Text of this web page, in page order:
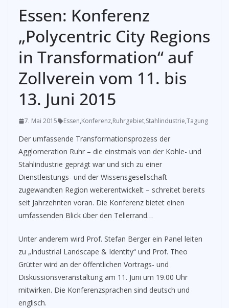
Essen: Konferenz
„Polycentric City Regions
in Transformation“ auf
Zollverein vom 11. bis
13. Juni 2015
7. Mai 2015 Essen,Konferenz,Ruhrgebiet,Stahlindustrie,Tagung
Der umfassende Transformationsprozess der
Agglomeration Ruhr – die einstmals von der Kohle- und
Stahlindustrie geprägt war und sich zu einer
Dienstleistungs- und der Wissensgesellschaft
zugewandten Region weiterentwickelt – schreitet bereits
seit Jahrzehnten voran. Die Konferenz bietet einen
umfassenden Blick über den Tellerrand…
Unter anderem wird Prof. Stefan Berger ein Panel leiten
zu „Industrial Landscape & Identity“ und Prof. Theo
Grütter wird an der öffentlichen Vortrags- und
Diskussionsveranstaltung am 11. Juni um 19.00 Uhr
mitwirken. Die Konferenzsprachen sind deutsch und
englisch.